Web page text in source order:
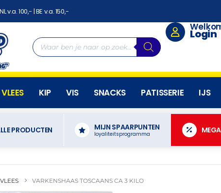
v.a. 100,- | BE v.a. 150,-
Login
VLEES KIP VIS SNACKS PATISSERIE IJS
PRODUCTEN MIJN SPAARPUNTEN
loyaliteitsprogramma
VARKENSHAAS TOSCAANS CA 3 KILO